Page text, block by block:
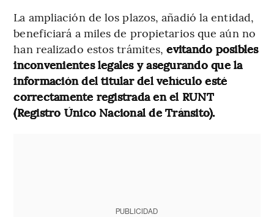
La ampliación de los plazos, añadió la entidad,
beneficiará a miles de propietarios que aún no
han realizado estos trámites,evitando posibles
inconvenientes legales y asegurando que la
información del titular del vehículo esté
correctamente registrada en el RUNT
(Registro Único Nacional de Tránsito).
PUBLICIDAD